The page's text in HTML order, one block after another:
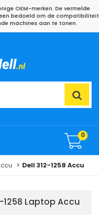
OEM-merken. De vermelde
bedoeld om de compatibiliteit
machines aan te tonen.
0
Dell 312-1258 Accu
1258 Laptop Accu